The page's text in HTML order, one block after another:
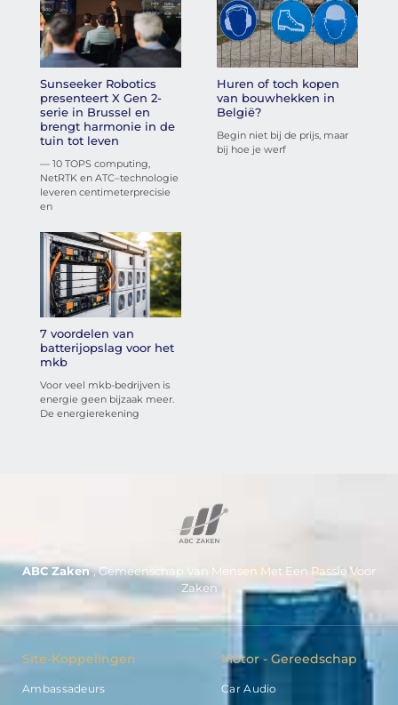
Sunseeker Robotics
presenteert X Gen 2-
serie in Brussel en
brengt harmonie in de
tuin tot leven
— 10 TOPS computing,
NetRTK en ATC–technologie
leveren centimeterprecisie
en
Huren of toch kopen
van bouwhekken in
België?
Begin niet bij de prijs, maar
bij hoe je werf
7 voordelen van
batterijopslag voor het
mkb
Voor veel mkb-bedrijven is
energie geen bijzaak meer.
De energierekening
ABC Zaken, Gemeenschap Van Mensen Met Een Passie Voor
Zaken
Site-Koppelingen
Ambassadeurs
Motor - Gereedschap
Car Audio